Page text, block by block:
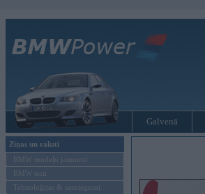
Galvenā
Ziņas un raksti
BMW modeļu jaunumi
BMW testi
Tehnoloģijas & sasniegumi